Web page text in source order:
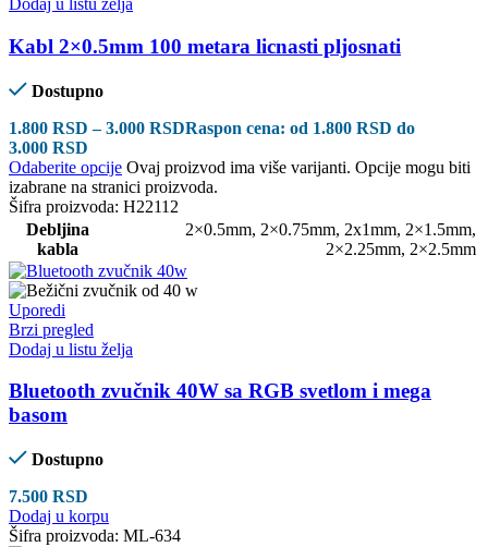
Dodaj u listu želja
Kabl 2×0.5mm 100 metara licnasti pljosnati
Dostupno
1.800 RSD – 3.000 RSDRaspon cena: od 1.800 RSD do
3.000 RSD
Odaberite opcije Ovaj proizvod ima više varijanti. Opcije mogu biti
izabrane na stranici proizvoda.
Šifra proizvoda: H22112
Debljina
kabla
2×0.5mm, 2×0.75mm, 2x1mm, 2×1.5mm,
2×2.25mm, 2×2.5mm
Uporedi
Brzi pregled
Dodaj u listu želja
Bluetooth zvučnik 40W sa RGB svetlom i mega
basom
Dostupno
7.500 RSD
Dodaj u korpu
Šifra proizvoda: ML-634